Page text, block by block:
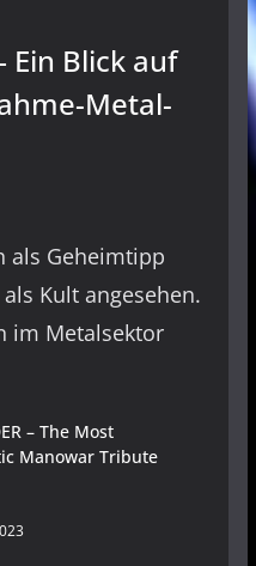
Ein Blick auf
Metal-
als Geheimtipp
Kult angesehen.
im Metalsektor
– The Most
Manowar Tribute